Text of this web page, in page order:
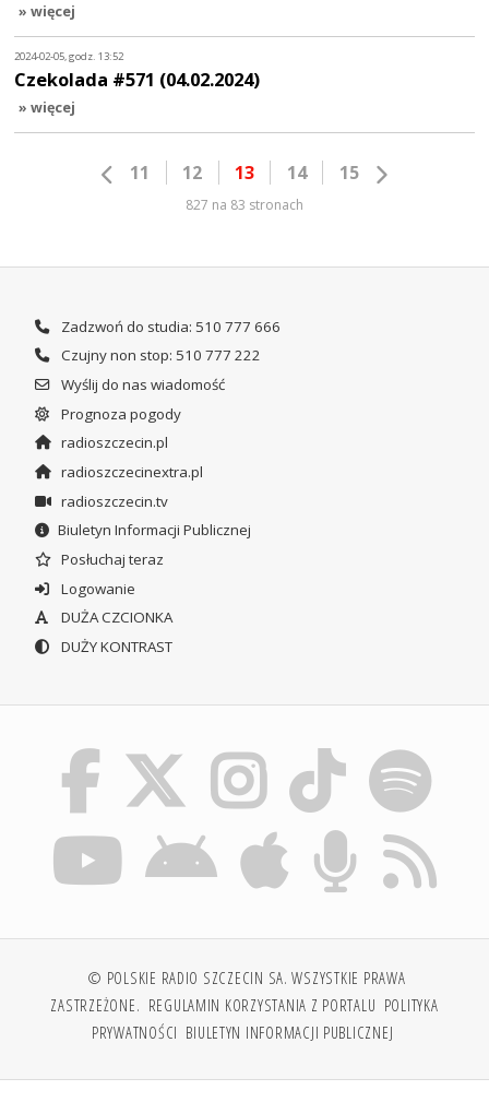
» więcej
2024-02-05, godz. 13:52
Czekolada #571 (04.02.2024)
» więcej
11 12 13 14 15
827 na 83 stronach
Zadzwoń do studia: 510 777 666
Czujny non stop: 510 777 222
Wyślij do nas wiadomość
Prognoza pogody
radioszczecin.pl
radioszczecinextra.pl
radioszczecin.tv
Biuletyn Informacji Publicznej
Posłuchaj teraz
Logowanie
DUŻA CZCIONKA
DUŻY KONTRAST
© POLSKIE RADIO SZCZECIN SA. WSZYSTKIE PRAWA
ZASTRZEŻONE. REGULAMIN KORZYSTANIA Z PORTALU POLITYKA
PRYWATNOŚCI BIULETYN INFORMACJI PUBLICZNEJ